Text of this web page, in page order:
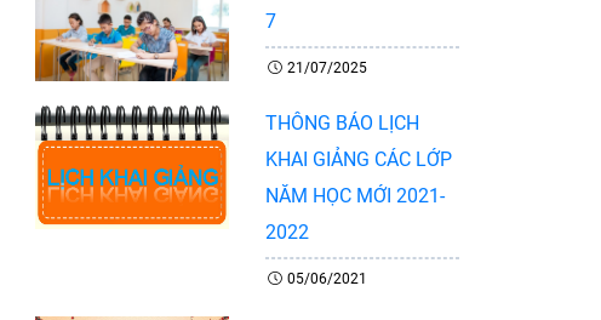
7
21/07/2025
THÔNG BÁO LỊCH
KHAI GIẢNG CÁC LỚP
NĂM HỌC MỚI 2021-
2022
05/06/2021